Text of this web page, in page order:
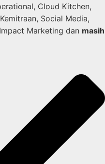
Cloud Kitchen,
Social Media,
Marketing dan masih